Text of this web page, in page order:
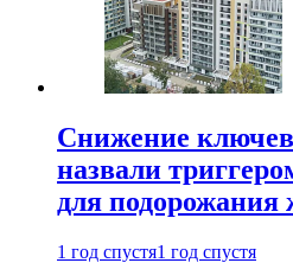
Снижение
назвали
для подорожания
1 год спустя1 год спустя